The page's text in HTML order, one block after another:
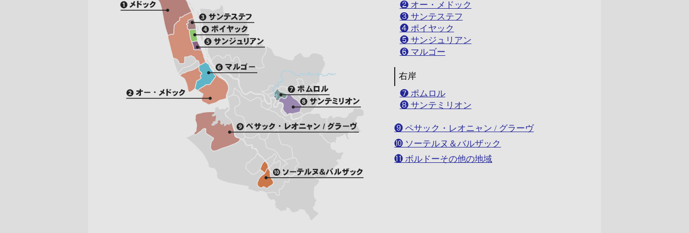
❷ オー・メドック
❸ サンテステフ
❹ ポイヤック
❺ サンジュリアン
❻ マルゴー
右岸
❼ ポムロル
❽ サンテミリオン
❾ ペサック・レオニャン / グラーヴ
❿ ソーテルヌ＆バルザック
⓫ ボルドーその他の地域